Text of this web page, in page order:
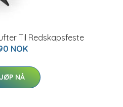
Til Redskapsfeste
NOK
NÅ